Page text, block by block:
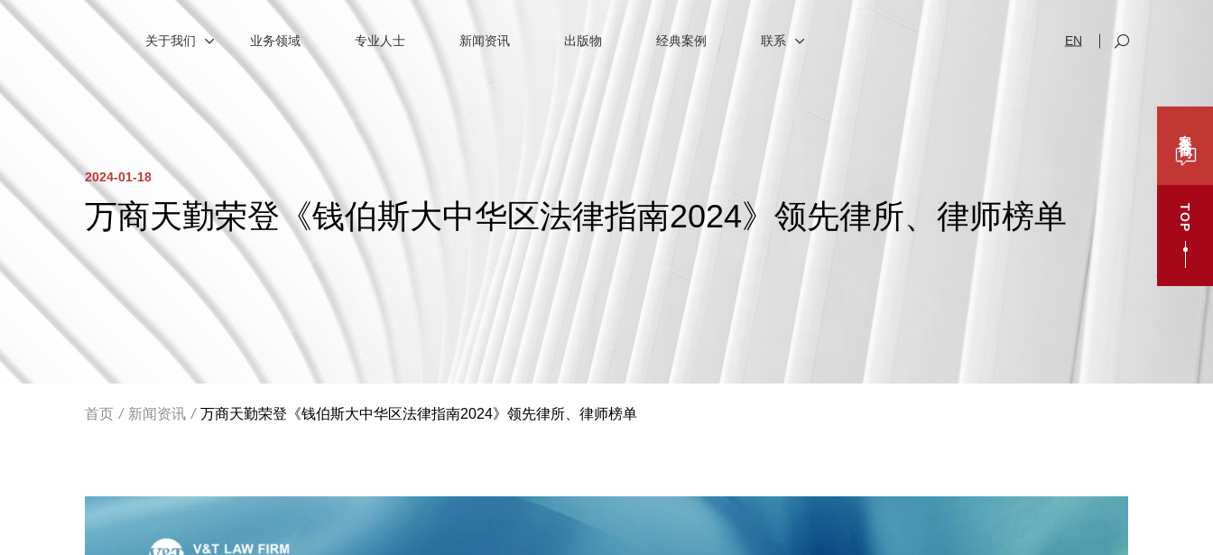
关于我们 业务领域 专业人士 新闻资讯 出版物 经典案例 联系 EN
TOP
2024-01-18
万商天勤荣登《钱伯斯大中华区法律指南2024》领先律所、律师榜单
首页 / 新闻资讯 / 万商天勤荣登《钱伯斯大中华区法律指南2024》领先律所、律师榜单